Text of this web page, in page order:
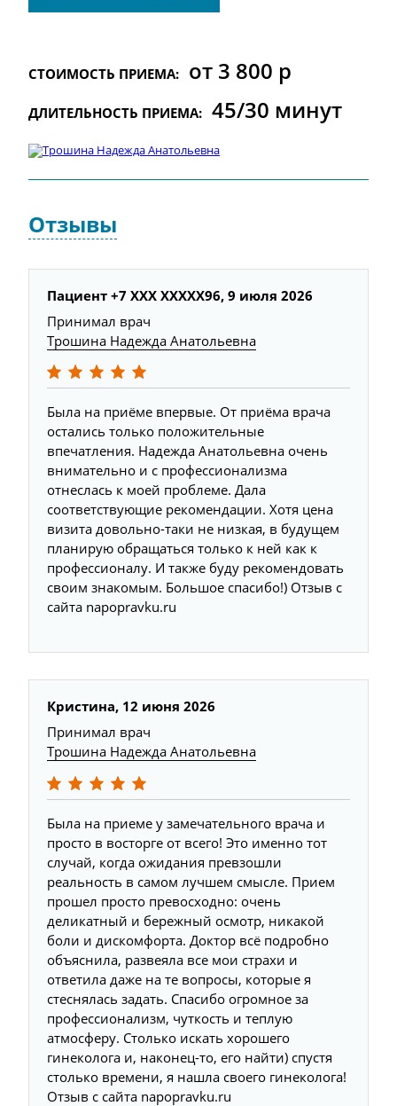
СТОИМОСТЬ ПРИЕМА: от 3 800 р
ДЛИТЕЛЬНОСТЬ ПРИЕМА: 45/30 минут
Отзывы
Пациент +7 ХХХ ХХХХХ96, 9 июля 2026
Принимал врач
Трошина Надежда Анатольевна
Была на приёме впервые. От приёма врача
остались только положительные
впечатления. Надежда Анатольевна очень
внимательно и с профессионализма
отнеслась к моей проблеме. Дала
соответствующие рекомендации. Хотя цена
визита довольно-таки не низкая, в будущем
планирую обращаться только к ней как к
профессионалу. И также буду рекомендовать
своим знакомым. Большое спасибо!) Отзыв с
сайта napopravku.ru
Кристина, 12 июня 2026
Принимал врач
Трошина Надежда Анатольевна
Была на приеме у замечательного врача и
просто в восторге от всего! Это именно тот
случай, когда ожидания превзошли
реальность в самом лучшем смысле. Прием
прошел просто превосходно: очень
деликатный и бережный осмотр, никакой
боли и дискомфорта. Доктор всё подробно
объяснила, развеяла все мои страхи и
ответила даже на те вопросы, которые я
стеснялась задать. Спасибо огромное за
профессионализм, чуткость и теплую
атмосферу. Столько искать хорошего
гинеколога и, наконец-то, его найти) спустя
столько времени, я нашла своего гинеколога!
Отзыв с сайта napopravku.ru